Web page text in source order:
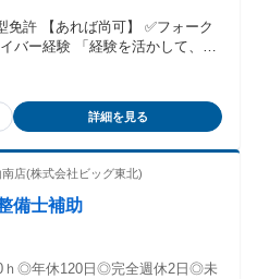
募お待ちしてます！ ✅学歴
詳細を見る
店(株式会社ビッグ東北)
備士補助
ｈ◎年休120日◎完全週休2日◎未